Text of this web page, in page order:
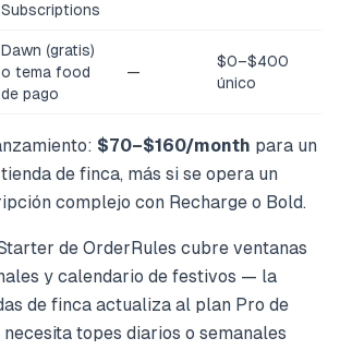
Subscriptions
Dawn (gratis)
o tema food
de pago
—
$0–$400
único
$70–$160/month para un
de finca, más si se opera un
complejo con Recharge o Bold.
de OrderRules cubre ventanas
y calendario de festivos — la
de finca actualiza al plan Pro de
topes diarios o semanales